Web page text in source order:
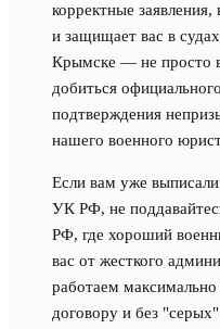
корректные
и защищает вас в
Крымске — не просто
добиться
подтверждения
нашего военного
Если вам уже
УК РФ, не
РФ, где хороший
вас от жесткого
работаем
договору и без